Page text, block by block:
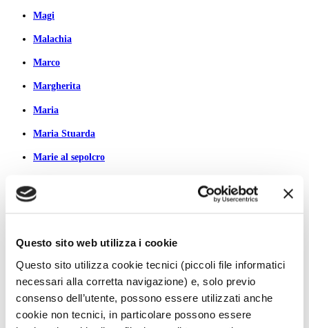
Questo sito web utilizza i cookie
Questo sito utilizza cookie tecnici (piccoli file informatici
necessari alla corretta navigazione) e, solo previo
consenso dell’utente, possono essere utilizzati anche
cookie non tecnici, in particolare possono essere
Magi
Malachia
Marco
Margherita
Maria
Maria Stuarda
Marie al sepolcro
Martino
Matteo